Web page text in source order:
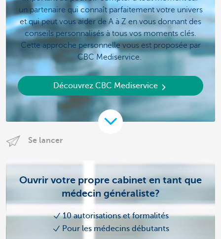
un partenaire qui connaît parfaitement votre univers
et qui peut vous aider de A à Z en vous donnant des
conseils personnalisés à tous vos moments clés.
Cette approche personnelle vous est proposée par
CBC Mediservice.
Découvrez CBC Mediservice
Se lancer
Ouvrir votre propre cabinet en tant que
médecin généraliste?
10 autorisations et formalités
Pour les médecins débutants